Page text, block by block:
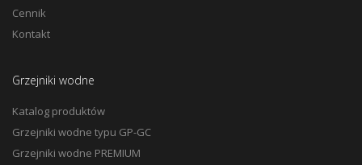
Cennik
Kontakt
Grzejniki wodne
Katalog produktów
Grzejniki wodne typu GP-GC
Grzejniki wodne PREMIUM